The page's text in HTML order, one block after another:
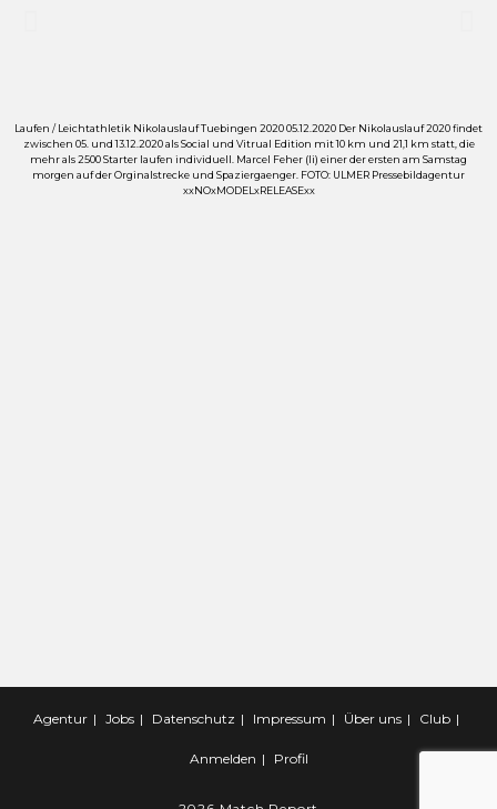
Laufen / Leichtathletik Nikolauslauf Tuebingen 2020 05.12.2020 Der Nikolauslauf 2020 findet
zwischen 05. und 13.12.2020 als Social und Vitrual Edition mit 10 km und 21,1 km statt, die
mehr als 2500 Starter laufen individuell. Marcel Feher (li) einer der ersten am Samstag
morgen auf der Orginalstrecke und Spaziergaenger. FOTO: ULMER Pressebildagentur
xxNOxMODELxRELEASExx
Agentur Jobs Datenschutz Impressum Über uns Club
Anmelden Profil